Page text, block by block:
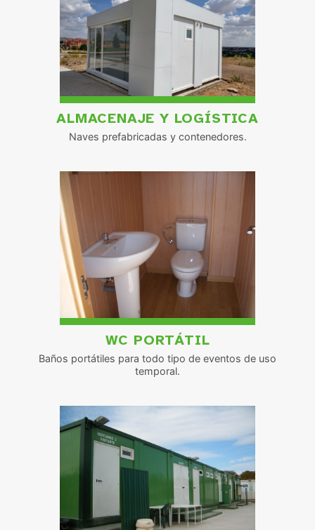
ALMACENAJE Y LOGÍSTICA
Naves prefabricadas y contenedores.
WC PORTÁTIL
Baños portátiles para todo tipo de eventos de uso
temporal.